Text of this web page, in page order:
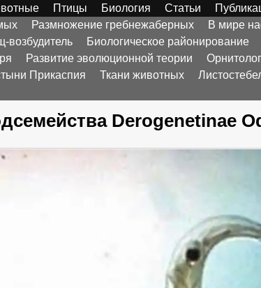
Птицы Биология Статьи
Размножение гребнежаберных
В мире
возбудитель
Биологическое районирование
Развитие эволюционной теории
Прикаспия Ткани животных
Derogenetinae